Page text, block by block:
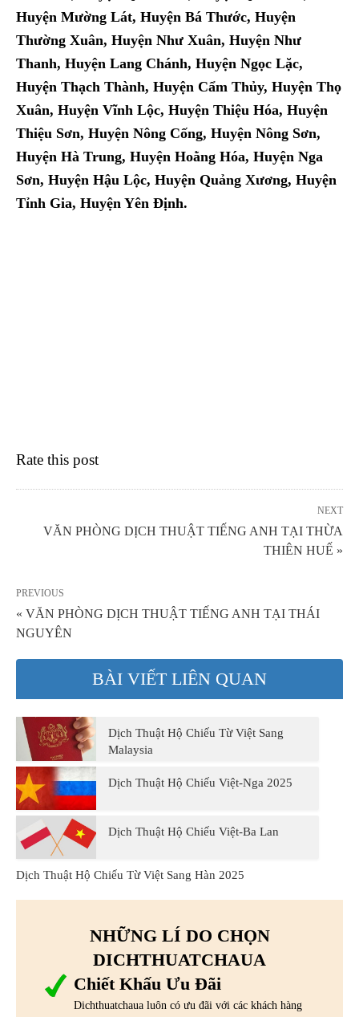
Huyện Mường Lát, Huyện Bá Thước, Huyện
Thường Xuân, Huyện Như Xuân, Huyện Như
Thanh, Huyện Lang Chánh, Huyện Ngọc Lặc,
Huyện Thạch Thành, Huyện Cẩm Thủy, Huyện Thọ
Xuân, Huyện Vĩnh Lộc, Huyện Thiệu Hóa, Huyện
Thiệu Sơn, Huyện Nông Cống, Huyện Nông Sơn,
Huyện Hà Trung, Huyện Hoằng Hóa, Huyện Nga
Sơn, Huyện Hậu Lộc, Huyện Quảng Xương, Huyện
Tỉnh Gia, Huyện Yên Định.
Rate this post
NEXT
VĂN PHÒNG DỊCH THUẬT TIẾNG ANH TẠI THỪA
THIÊN HUẾ »
PREVIOUS
« VĂN PHÒNG DỊCH THUẬT TIẾNG ANH TẠI THÁI
NGUYÊN
BÀI VIẾT LIÊN QUAN
Dịch Thuật Hộ Chiếu Từ Việt Sang
Malaysia
Dịch Thuật Hộ Chiếu Việt-Nga 2025
Dịch Thuật Hộ Chiếu Việt-Ba Lan
Dịch Thuật Hộ Chiếu Từ Việt Sang Hàn 2025
NHỮNG LÍ DO CHỌN
DICHTHUATCHAUA
Chiết Khấu Ưu Đãi
Dichthuatchaua luôn có ưu đãi với các khách hàng